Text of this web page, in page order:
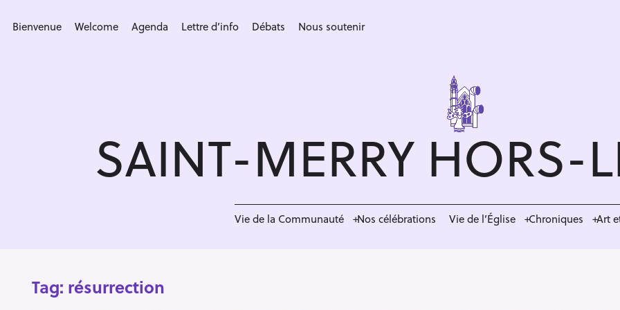
Bienvenue Welcome Agenda Lettre d’info Débats Nous soutenir
SAINT-MERRY HORS-
Vie de la Communauté Nos célébrations Vie de l’Église Chroniques Art
Tag: résurrection